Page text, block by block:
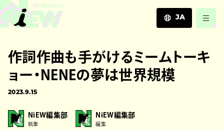
JA
EN
ZH
作詞作曲も手がけるミームトーキ
ョー・NENEの夢は世界規模
2023.9.15
NiEW編集部
執筆
NiEW編集部
編集